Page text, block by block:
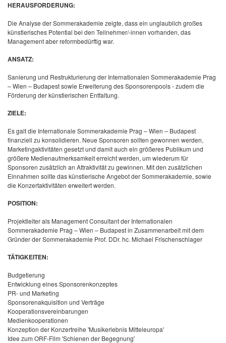
HERAUSFORDERUNG:
Die Analyse der Sommerakademie zeigte, dass ein unglaublich großes
künstlerisches Potential bei den Teilnehmer/-innen vorhanden, das
Management aber reformbedürftig war.
ANSATZ:
Sanierung und Restrukturierung der Internationalen Sommerakademie Prag
– Wien – Budapest sowie Erweiterung des Sponsorenpools - zudem die
Förderung der künstlerischen Entfaltung.
ZIELE:
Es galt die Internationale Sommerakademie Prag – Wien – Budapest
finanziell zu konsolidieren. Neue Sponsoren sollten gewonnen werden,
Marketingaktivitäten gesetzt und damit auch ein größeres Publikum und
größere Medienaufmerksamkeit erreicht werden, um wiederum für
Sponsoren zusätzlich an Attraktivität zu gewinnen. Mit den zusätzlichen
Einnahmen sollte das künstlerische Angebot der Sommerakademie, sowie
die Konzertaktivitäten erweitert werden.
POSITION:
Projektleiter als Management Consultant der Internationalen
Sommerakademie Prag – Wien – Budapest in Zusammenarbeit mit dem
Gründer der Sommerakademie Prof. DDr. hc. Michael Frischenschlager
TÄTIGKEITEN:
Budgetierung
Entwicklung eines Sponsorenkonzeptes
PR- und Marketing
Sponsorenakquisition und Verträge
Kooperationsvereinbarungen
Medienkooperationen
Konzeption der Konzertreihe 'Musikerlebnis Mitteleuropa'
Idee zum ORF-Film 'Schienen der Begegnung'